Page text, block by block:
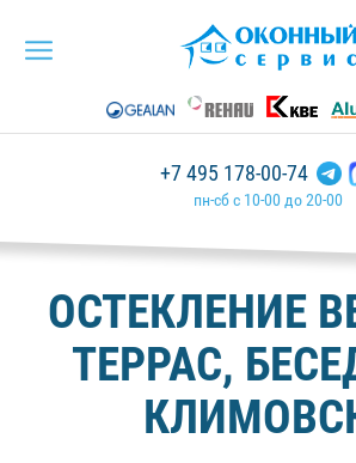
+7 495 178-00-74
пн-сб с 10-00 до 20-00
ОСТЕКЛЕНИЕ
ТЕРРАС,